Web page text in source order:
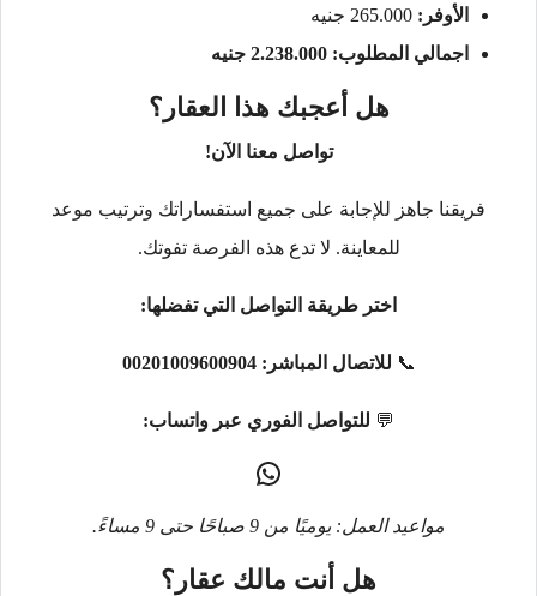
الأوفر:
اجمالي المطلوب: 2.238.000 جنيه
هل أعجبك هذا العقار؟
تواصل معنا الآن!
فريقنا جاهز للإجابة على جميع استفساراتك وترتيب موعد
للمعاينة. لا تدع هذه الفرصة تفوتك.
اختر طريقة التواصل التي تفضلها:
📞 للاتصال المباشر: 00201009600904
💬 للتواصل الفوري عبر واتساب:
مواعيد العمل: يوميًا من 9 صباحًا حتى 9 مساءً.
هل أنت مالك عقار؟